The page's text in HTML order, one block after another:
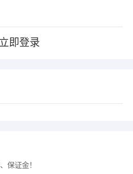
立即登录
保证金！